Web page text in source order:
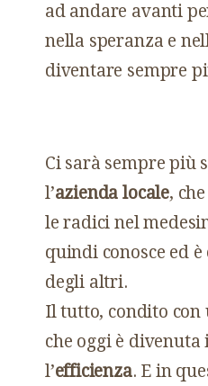
ad andare avanti
nella speranza e
diventare sempre
Ci sarà sempre più
l’azienda locale,
le radici nel
quindi conosce ed
degli altri.
Il tutto, condito con
che oggi è
l’efficienza. E in